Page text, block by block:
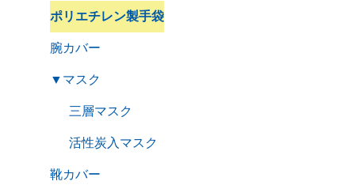
ポリエチレン製手袋
腕カバー
▼ マスク
三層マスク
活性炭入マスク
靴カバー